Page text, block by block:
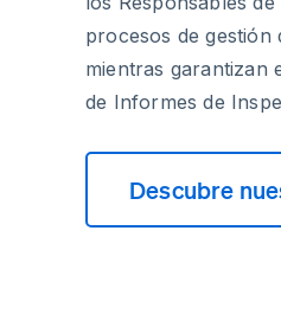
procesos de gestión
mientras garantizan
de Informes de
Descubre